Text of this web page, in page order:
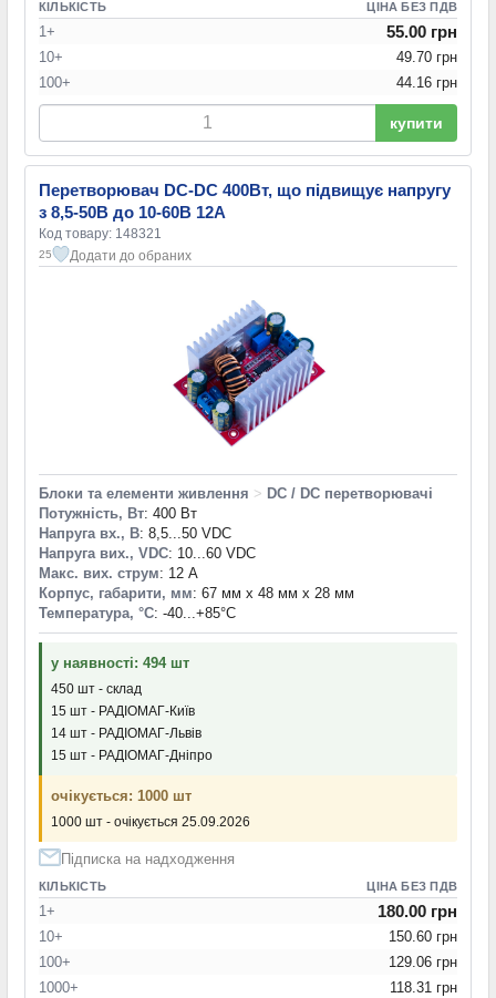
КІЛЬКІСТЬ ЦІНА БЕЗ ПДВ
1+ 55.00 грн
10+
49.70 грн
100+
44.16 грн
купити
Перетворювач DC-DC 400Вт, що підвищує напругу
з 8,5-50В до 10-60В 12А
Код товару: 148321
25 Додати до обраних
Блоки та елементи живлення > DC / DC перетворювачі
Потужність, Вт: 400 Вт
Напруга вх., В: 8,5...50 VDC
Напруга вих., VDC: 10...60 VDC
Макс. вих. струм: 12 А
Корпус, габарити, мм: 67 мм x 48 мм x 28 мм
Температура, °С: -40...+85°С
у наявності: 494 шт
450 шт - склад
15 шт - РАДІОМАГ-Київ
14 шт - РАДІОМАГ-Львів
15 шт - РАДІОМАГ-Дніпро
очікується: 1000 шт
1000 шт - очікується 25.09.2026
Підписка на надходження
КІЛЬКІСТЬ ЦІНА БЕЗ ПДВ
1+ 180.00 грн
10+
150.60 грн
100+
129.06 грн
1000+
118.31 грн